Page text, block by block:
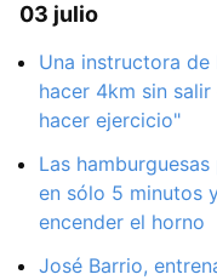
03 julio
Una instructora de
hacer 4km sin
hacer ejercicio"
Las
en sólo 5 minutos
encender el horno
José Barrio,